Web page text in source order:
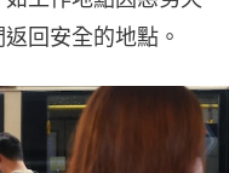
回安全的地點。